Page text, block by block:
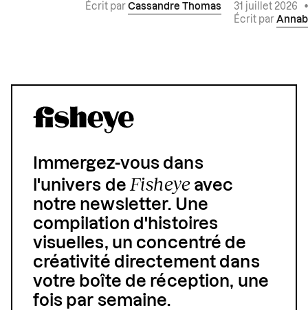
Écrit par Cassandre Thomas 31 juillet 2026
Écrit par
Immergez-vous dans
l'univers de Fisheyeavec
notre newsletter. Une
compilation d'histoires
visuelles, un concentré de
créativité directement dans
votre boîte de réception, une
fois par semaine.